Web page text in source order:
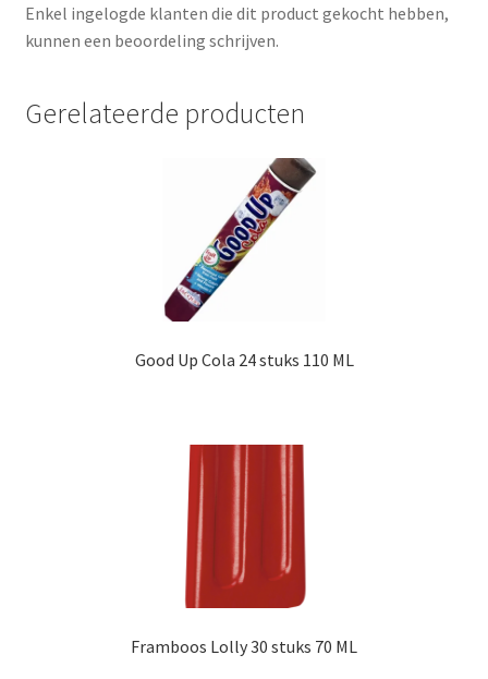
Enkel ingelogde klanten die dit product gekocht hebben,
kunnen een beoordeling schrijven.
Gerelateerde producten
Good Up Cola 24 stuks 110 ML
Framboos Lolly 30 stuks 70 ML